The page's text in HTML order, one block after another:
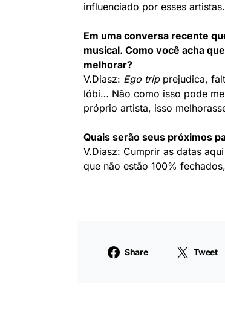
influenciado por esses artistas.
Em uma conversa recente
musical. Como você acha
melhorar?
V.Diasz: Ego tripprejudica,
lóbi… Não como isso pode
próprio artista, isso
Quais serão seus próximos
V.Diasz: Cumprir as datas
que não estão 100%
Share Tweet